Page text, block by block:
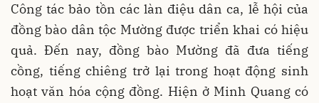
Công tác bảo tồn các làn điệu dân ca, lễ hội của
đồng bào dân tộc Mường được triển khai có hiệu
quả. Đến nay, đồng bào Mường đã đưa tiếng
cồng, tiếng chiêng trở lại trong hoạt động sinh
hoạt văn hóa cộng đồng. Hiện ở Minh Quang có